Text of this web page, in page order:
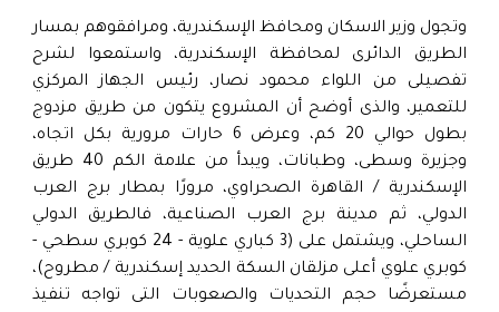
وتجول وزير الاسكان ومحافظ الإسكندرية، ومرافقوهم بمسار
الطريق الدائرى لمحافظة الإسكندرية، واستمعوا لشرح
تفصيلى من اللواء محمود نصار، رئيس الجهاز المركزي
للتعمير، والذى أوضح أن المشروع يتكون من طريق مزدوج
بطول حوالي 20 كم، وعرض 6 حارات مرورية بكل اتجاه،
وجزيرة وسطى، وطبانات، ويبدأ من علامة الكم 40 طريق
الإسكندرية / القاهرة الصحراوي، مرورًا بمطار برج العرب
الدولي، ثم مدينة برج العرب الصناعية، فالطريق الدولي
الساحلي، ويشتمل على (3 كباري علوية - 24 كوبري سطحي -
كوبري علوي أعلى مزلقان السكة الحديد إسكندرية / مطروح)،
مستعرضًا حجم التحديات والصعوبات التى تواجه تنفيذ